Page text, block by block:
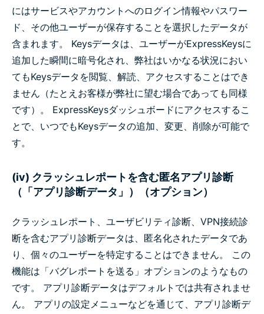
にはサービスやアカウントへのログイン情報やパスワー
ド、その他ユーザーが保存することを選択したデータが
含まれます。 Keysデータは、ユーザーがExpressKeysに
追加した瞬間に暗号化され、弊社はいかなる状況におい
てもKeysデータを閲覧、解読、アクセスすることはでき
ません（たとえお客様が弊社に望む場合であっても同様
です）。 ExpressKeysダッシュボードにアクセスするこ
とで、いつでもKeysデータの追加、変更、削除が可能で
す。
(iv) クラッシュレポートを含む匿名アプリ診断
（「アプリ診断データ」）（オプション）
クラッシュレポート、ユーザビリティ診断、VPN接続診
断を含むアプリ診断データは、匿名化されたデータであ
り、個々のユーザーを特定することはできません。 この
機能は「バグレポートを送る」オプションのようなもの
です。 アプリ診断データはデフォルトでは共有されませ
ん。 アプリの設定メニューなどを通じて、アプリ診断デ